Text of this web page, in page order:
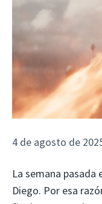
4 de agosto de
La semana pasada
Diego. Por esa